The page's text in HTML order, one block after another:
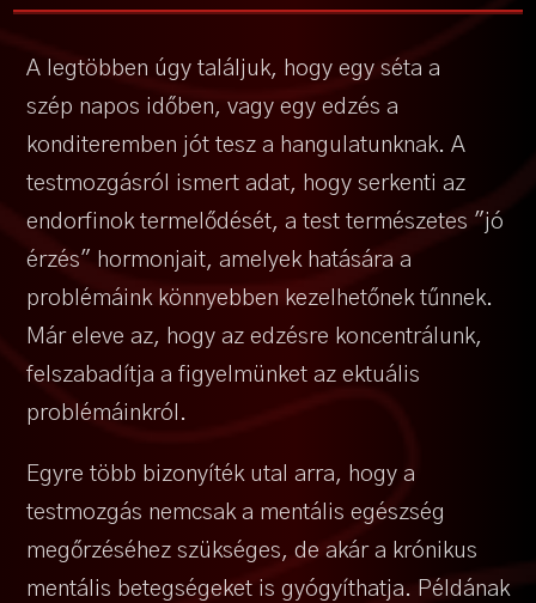
A legtöbben úgy találjuk, hogy egy séta a
szép napos időben, vagy egy edzés a
konditeremben jót tesz a hangulatunknak. A
testmozgásról ismert adat, hogy serkenti az
endorfinok termelődését, a test természetes "jó
érzés" hormonjait, amelyek hatására a
problémáink könnyebben kezelhetőnek tűnnek.
Már eleve az, hogy az edzésre koncentrálunk,
felszabadítja a figyelmünket az ektuális
problémáinkról.
Egyre több bizonyíték utal arra, hogy a
testmozgás nemcsak a mentális egészség
megőrzéséhez szükséges, de akár a krónikus
mentális betegségeket is gyógyíthatja. Példának